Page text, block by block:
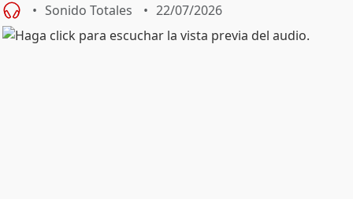
Sonido Totales 22/07/2026